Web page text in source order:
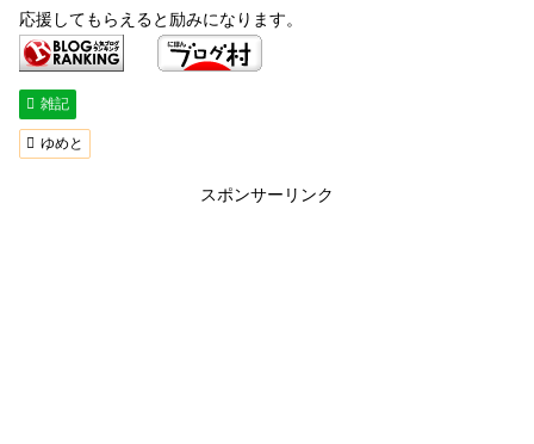
応援してもらえると励みになります。
雑記
ゆめと
スポンサーリンク